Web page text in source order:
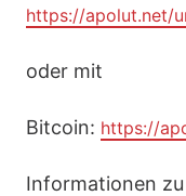
https://apolut.net/
oder mit
Bitcoin: https://
Informationen